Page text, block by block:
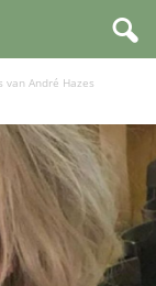
André Hazes